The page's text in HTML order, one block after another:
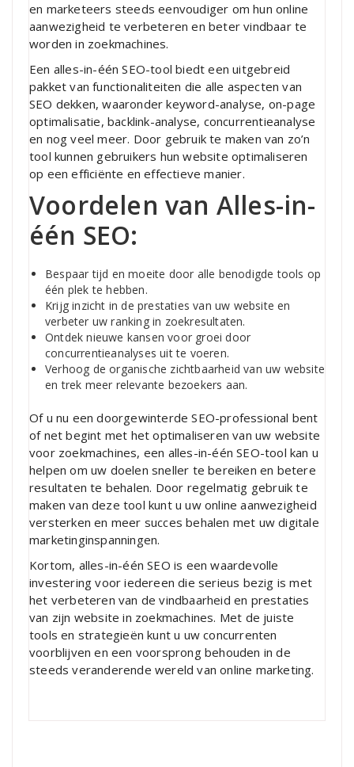
en marketeers steeds eenvoudiger om hun online
aanwezigheid te verbeteren en beter vindbaar te
worden in zoekmachines.
Een alles-in-één SEO-tool biedt een uitgebreid
pakket van functionaliteiten die alle aspecten van
SEO dekken, waaronder keyword-analyse, on-page
optimalisatie, backlink-analyse, concurrentieanalyse
en nog veel meer. Door gebruik te maken van zo’n
tool kunnen gebruikers hun website optimaliseren
op een efficiënte en effectieve manier.
Voordelen van Alles-in-
één SEO:
Bespaar tijd en moeite door alle benodigde tools op
één plek te hebben.
Krijg inzicht in de prestaties van uw website en
verbeter uw ranking in zoekresultaten.
Ontdek nieuwe kansen voor groei door
concurrentieanalyses uit te voeren.
Verhoog de organische zichtbaarheid van uw website
en trek meer relevante bezoekers aan.
Of u nu een doorgewinterde SEO-professional bent
of net begint met het optimaliseren van uw website
voor zoekmachines, een alles-in-één SEO-tool kan u
helpen om uw doelen sneller te bereiken en betere
resultaten te behalen. Door regelmatig gebruik te
maken van deze tool kunt u uw online aanwezigheid
versterken en meer succes behalen met uw digitale
marketinginspanningen.
Kortom, alles-in-één SEO is een waardevolle
investering voor iedereen die serieus bezig is met
het verbeteren van de vindbaarheid en prestaties
van zijn website in zoekmachines. Met de juiste
tools en strategieën kunt u uw concurrenten
voorblijven en een voorsprong behouden in de
steeds veranderende wereld van online marketing.